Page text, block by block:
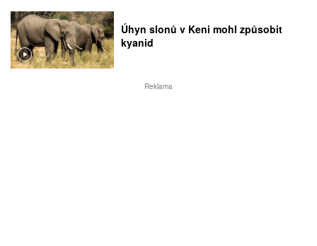
Úhyn slonů v Keni mohl způsobit
kyanid
Reklama